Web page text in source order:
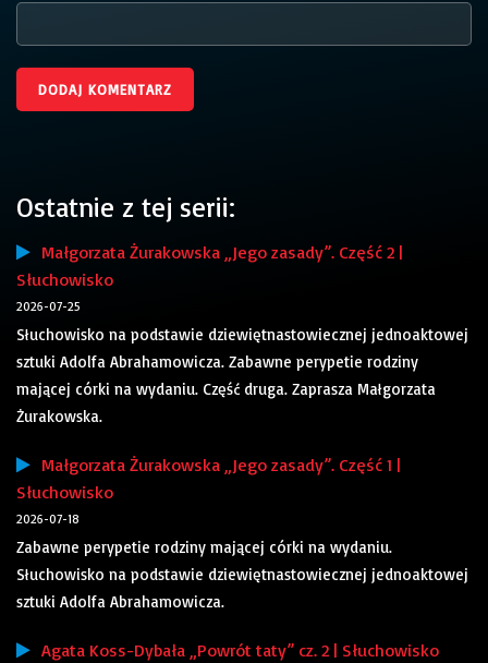
Ostatnie z tej serii:
Małgorzata Żurakowska „Jego zasady”. Część 2 |
Słuchowisko
2026-07-25
Słuchowisko na podstawie dziewiętnastowiecznej jednoaktowej
sztuki Adolfa Abrahamowicza. Zabawne perypetie rodziny
mającej córki na wydaniu. Część druga. Zaprasza Małgorzata
Żurakowska.
Małgorzata Żurakowska „Jego zasady”. Część 1 |
Słuchowisko
2026-07-18
Zabawne perypetie rodziny mającej córki na wydaniu.
Słuchowisko na podstawie dziewiętnastowiecznej jednoaktowej
sztuki Adolfa Abrahamowicza.
Agata Koss-Dybała „Powrót taty” cz. 2 | Słuchowisko